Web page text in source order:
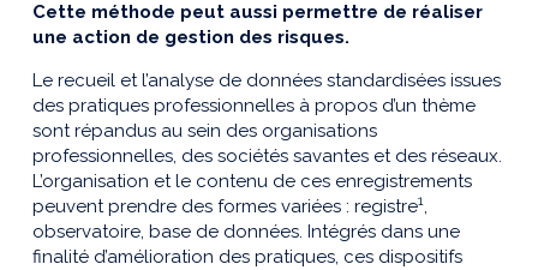
Cette méthode peut aussi permettre de réaliser
une action de gestion des risques.
Le recueil et l’analyse de données standardisées issues
des pratiques professionnelles à propos d’un thème
sont répandus au sein des organisations
professionnelles, des sociétés savantes et des réseaux.
L’organisation et le contenu de ces enregistrements
peuvent prendre des formes variées : registre1,
observatoire, base de données. Intégrés dans une
finalité d’amélioration des pratiques, ces dispositifs